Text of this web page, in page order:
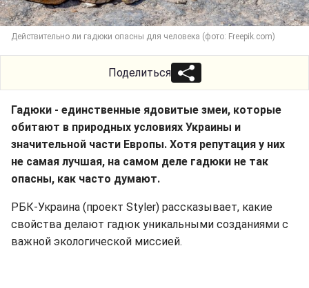
Действительно ли гадюки опасны для человека (фото: Freepik.com)
Поделиться
Гадюки - единственные ядовитые змеи, которые
обитают в природных условиях Украины и
значительной части Европы. Хотя репутация у них
не самая лучшая, на самом деле гадюки не так
опасны, как часто думают.
РБК-Украина (проект Styler) рассказывает, какие
свойства делают гадюк уникальными созданиями с
важной экологической миссией.